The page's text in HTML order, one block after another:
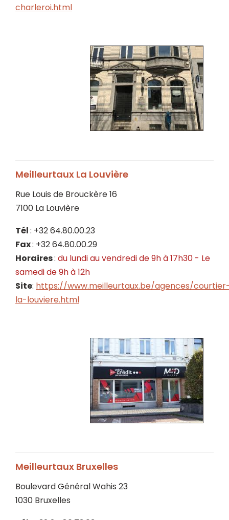
charleroi.html
Meilleurtaux La Louvière
Rue Louis de Brouckère 16
7100 La Louvière
Tél: +32 64.80.00.23
Fax: +32 64.80.00.29
Horaires: du lundi au vendredi de 9h à 17h30 - Le
samedi de 9h à 12h
Site: https://www.meilleurtaux.be/agences/
la-louviere.html
Meilleurtaux Bruxelles
Boulevard Général Wahis 23
1030 Bruxelles